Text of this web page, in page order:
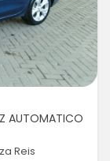
AUTOMATICO
Reis